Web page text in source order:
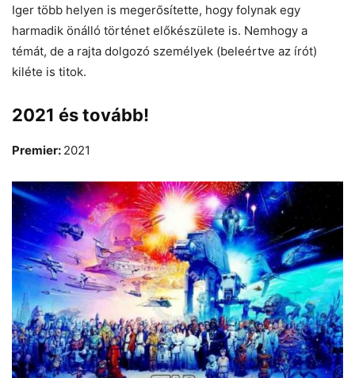
Iger több helyen is megerősítette, hogy folynak egy
harmadik önálló történet előkészülete is. Nemhogy a
témát, de a rajta dolgozó személyek (beleértve az írót)
kiléte is titok.
2021 és tovább!
Premier: 2021